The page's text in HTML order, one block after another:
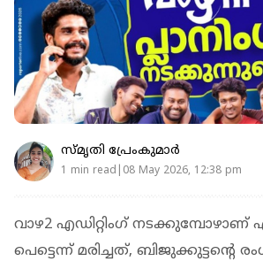
സ്മൃതി പ്രേംകുമാര്‍
1 min read|08 May 2026, 12:38 pm
വാഴ2 എഡിറ്റിംഗ് നടക്കുമ്പോഴാണ്
പെട്ടെന്ന് മരിച്ചത്, ബിജുക്കുട്ടന്റെ